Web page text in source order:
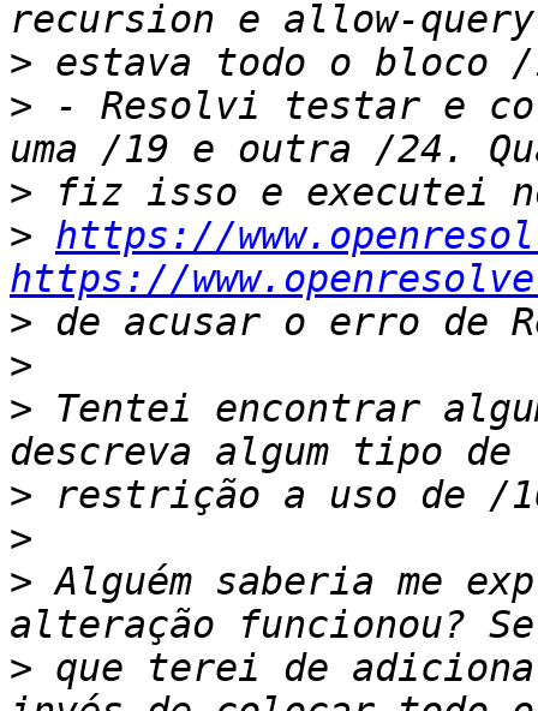
>
> - Resolvi testar e
>
> https://
https://
>
>
> Tentei encontrar
>
>
> Alguém saberia me
> que terei de